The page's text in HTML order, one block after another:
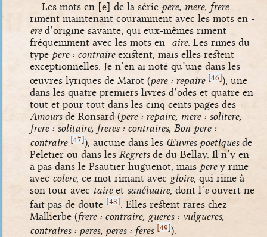
Les mots en [e] de la série pere, mere, frere
riment maintenant couramment avec les mots en -
ered’origine savante, qui eux-mêmes riment
fréquemment avec les mots en -aire. Les rimes du
type pere : contraireexistent, mais elles restent
exceptionnelles. Je n’en ai noté qu’une dans les
œuvres lyriques de Marot (pere : repaire [46]), une
dans les quatre premiers livres d’odes et quatre en
tout et pour tout dans les cinq cents pages des
Amoursde Ronsard (pere : repaire, mere : solitere,
frere : solitaire, freres : contraires, Bon-pere :
contraire [47]), aucune dans les Œuvres poetiquesde
Peletier ou dans les Regretsde du Bellay. Il n’y en
a pas dans le Psautier huguenot, mais perey rime
avec colere, ce mot rimant avec gloire, qui rime à
son tour avec taireet sanctuaire, dont l’eouvert ne
fait pas de doute [48]
. Elles restent rares chez
Malherbe (frere : contraire, gueres : vulgueres,
contraires : peres, peres : feres [49]).